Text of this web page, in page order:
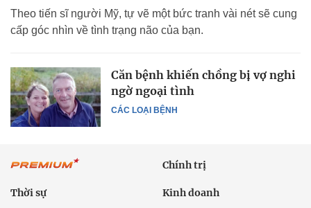
Theo tiến sĩ người Mỹ, tự vẽ một bức tranh vài nét sẽ cung
cấp góc nhìn về tình trạng não của bạn.
CÁC LOẠI BỆNH
Căn bệnh khiến chồng bị vợ nghi
ngờ ngoại tình
Chính trị
Thời sự Kinh doanh